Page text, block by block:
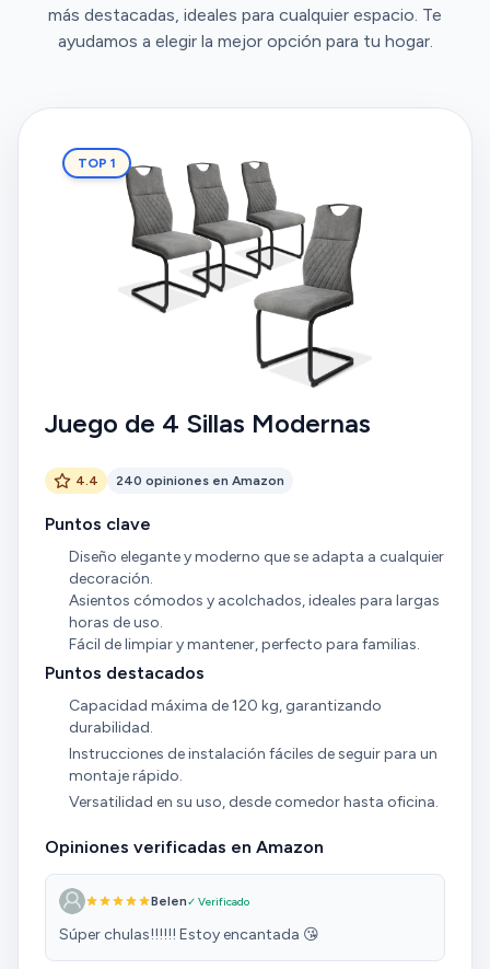
más destacadas, ideales para cualquier espacio. Te
ayudamos a elegir la mejor opción para tu hogar.
TOP 1
Juego de 4 Sillas Modernas
4.4 240 opiniones en Amazon
Puntos clave
Diseño elegante y moderno que se adapta a cualquier
decoración.
Asientos cómodos y acolchados, ideales para largas
horas de uso.
Fácil de limpiar y mantener, perfecto para familias.
Puntos destacados
Capacidad máxima de 120 kg, garantizando
durabilidad.
Instrucciones de instalación fáciles de seguir para un
montaje rápido.
Versatilidad en su uso, desde comedor hasta oficina.
Opiniones verificadas en Amazon
Belen✓ Verificado
Súper chulas!!!!!! Estoy encantada 😘